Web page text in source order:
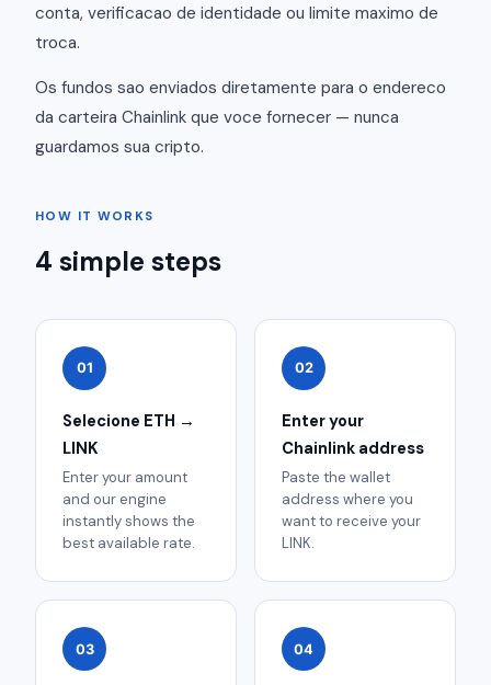
conta, verificacao de identidade ou limite maximo de
troca.
Os fundos sao enviados diretamente para o endereco
da carteira Chainlink que voce fornecer — nunca
guardamos sua cripto.
HOW IT WORKS
4 simple steps
01
Selecione ETH →
LINK
Enter your amount
and our engine
instantly shows the
best available rate.
02
Enter your
Chainlink address
Paste the wallet
address where you
want to receive your
LINK.
03 04